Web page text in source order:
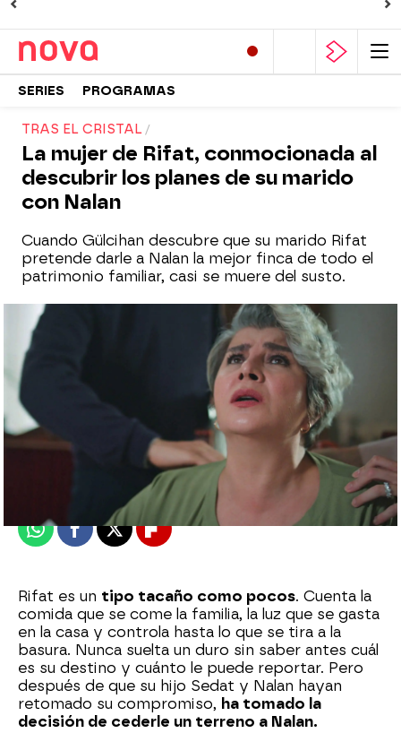
SERIES PROGRAMAS
TRAS EL CRISTAL
La mujer de Rifat, conmocionada al
descubrir los planes de su marido
con Nalan
Cuando Gülcihan descubre que su marido Rifat
pretende darle a Nalan la mejor finca de todo el
patrimonio familiar, casi se muere del susto.
Nova
25 de octubre de 2024, 23:30
WhatsappFacebook
X Flipboard
Rifat es un tipo tacaño como pocos. Cuenta la
comida que se come la familia, la luz que se gasta
en la casa y controla hasta lo que se tira a la
basura. Nunca suelta un duro sin saber antes cuál
es su destino y cuánto le puede reportar. Pero
después de que su hijo Sedat y Nalan hayan
retomado su compromiso, ha tomado la
decisión de cederle un terreno a Nalan.